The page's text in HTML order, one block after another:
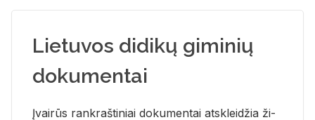
Lietuvos didikų giminių
dokumentai
Įvai­rūs rank­raš­ti­niai do­ku­men­tai at­sklei­džia ži­